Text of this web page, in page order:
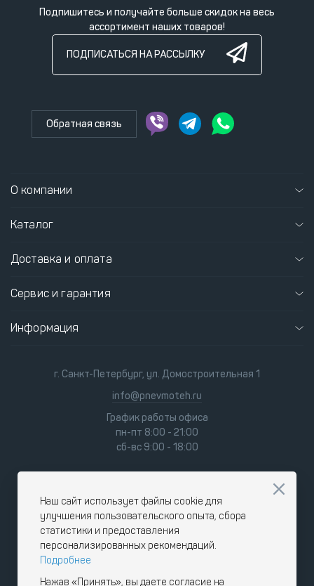
Подпишитесь и получайте больше скидок на весь
ассортимент наших товаров!
ПОДПИСАТЬСЯ НА РАССЫЛКУ
Обратная связь
О компании
Каталог
Доставка и оплата
Сервис и гарантия
Информация
г. Санкт-Петербург, ул. Домостроительная 1
info@pnevmoteh.ru
График работы офиса
пн-пт 8:00 - 21:00
сб-вс 9:00 - 18:00
Наш сайт использует файлы cookie для
улучшения пользовательского опыта, сбора
статистики и предоставления
персонализированных рекомендаций.
Подробнее
Нажав «Принять», вы даете согласие на